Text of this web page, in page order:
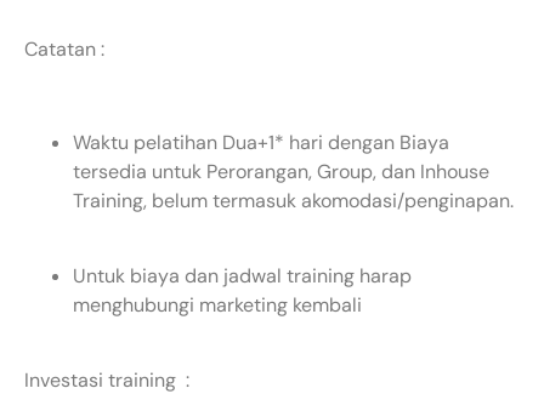
Catatan :
Waktu pelatihan Dua+1* hari dengan Biaya
tersedia untuk Perorangan, Group, dan Inhouse
Training, belum termasuk akomodasi/penginapan.
Untuk biaya dan jadwal training harap
menghubungi marketing kembali
Investasi training :